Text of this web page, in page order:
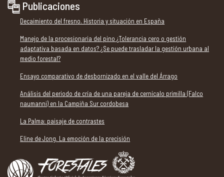
Publicaciones
Decaimiento del fresno. Historia y situación en España
Manejo de la procesionaria del pino ¿Tolerancia cero o gestión
adaptativa basada en datos? ¿Se puede trasladar la gestión urbana al
medio forestal?
Ensayo comparativo de desbornizado en el valle del Árrago
Análisis del periodo de cría de una pareja de cernícalo primilla (Falco
naumanni) en la Campiña Sur cordobesa
La Palma: paisaje de contrastes
Eline de Jong. La emoción de la precisión